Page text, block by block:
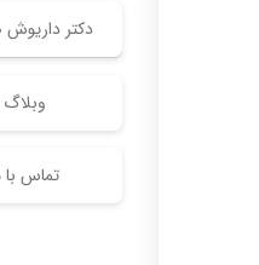
دکتر
وبلاگ
تماس با